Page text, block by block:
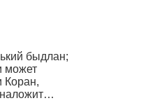
быдлан;
может
Коран,